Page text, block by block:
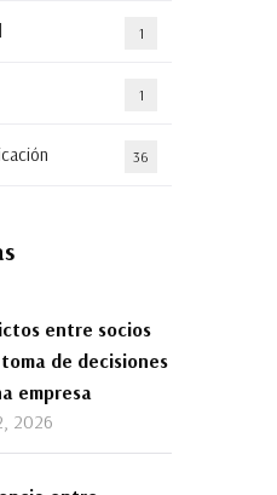
1
1
36
entre socios
de decisiones
empresa
2026